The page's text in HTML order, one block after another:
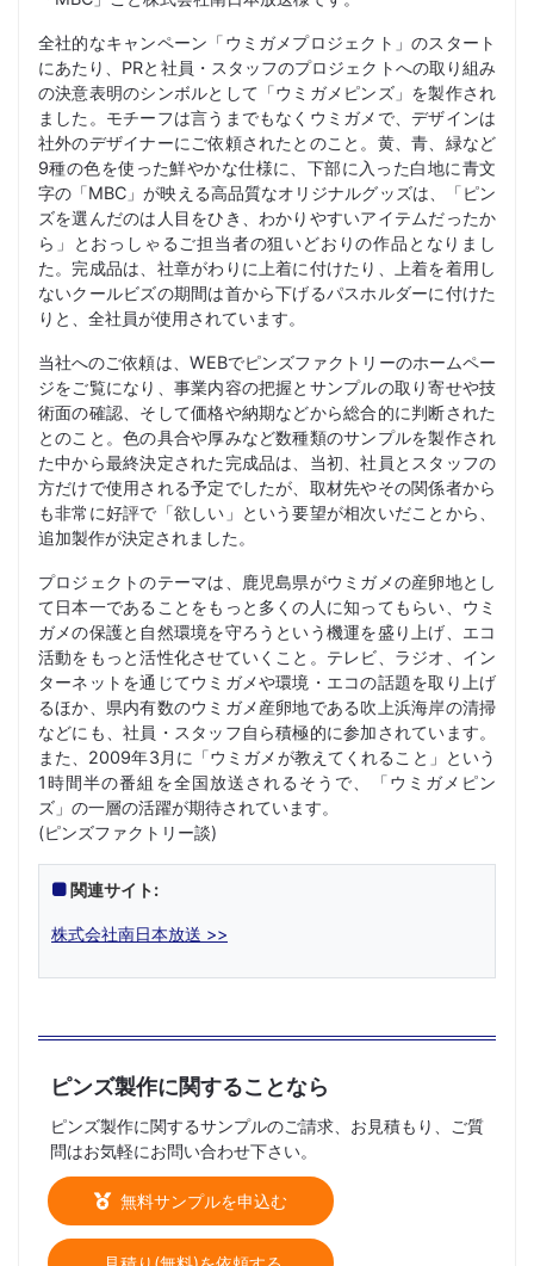
全社的なキャンペーン「ウミガメプロジェクト」のスタート
にあたり、PRと社員・スタッフのプロジェクトへの取り組み
の決意表明のシンボルとして「ウミガメピンズ」を製作され
ました。モチーフは言うまでもなくウミガメで、デザインは
社外のデザイナーにご依頼されたとのこと。黄、青、緑など
9種の色を使った鮮やかな仕様に、下部に入った白地に青文
字の「MBC」が映える高品質なオリジナルグッズは、「ピン
ズを選んだのは人目をひき、わかりやすいアイテムだったか
ら」とおっしゃるご担当者の狙いどおりの作品となりまし
た。完成品は、社章がわりに上着に付けたり、上着を着用し
ないクールビズの期間は首から下げるパスホルダーに付けた
りと、全社員が使用されています。
当社へのご依頼は、WEBでピンズファクトリーのホームペー
ジをご覧になり、事業内容の把握とサンプルの取り寄せや技
術面の確認、そして価格や納期などから総合的に判断された
とのこと。色の具合や厚みなど数種類のサンプルを製作され
た中から最終決定された完成品は、当初、社員とスタッフの
方だけで使用される予定でしたが、取材先やその関係者から
も非常に好評で「欲しい」という要望が相次いだことから、
追加製作が決定されました。
プロジェクトのテーマは、鹿児島県がウミガメの産卵地とし
て日本一であることをもっと多くの人に知ってもらい、ウミ
ガメの保護と自然環境を守ろうという機運を盛り上げ、エコ
活動をもっと活性化させていくこと。テレビ、ラジオ、イン
ターネットを通じてウミガメや環境・エコの話題を取り上げ
るほか、県内有数のウミガメ産卵地である吹上浜海岸の清掃
などにも、社員・スタッフ自ら積極的に参加されています。
また、2009年3月に「ウミガメが教えてくれること」という
1時間半の番組を全国放送されるそうで、「ウミガメピン
ズ」の一層の活躍が期待されています。
(ピンズファクトリー談)
関連サイト:
株式会社南日本放送 >>
ピンズ製作に関することなら
ピンズ製作に関するサンプルのご請求、お見積もり、ご質
問はお気軽にお問い合わせ下さい。
無料サンプルを申込む